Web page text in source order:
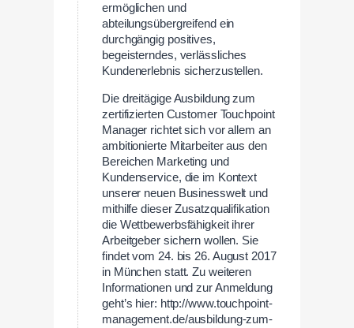
ermöglichen und
abteilungsübergreifend ein
durchgängig positives,
begeisterndes, verlässliches
Kundenerlebnis sicherzustellen.
Die dreitägige Ausbildung zum
zertifizierten Customer Touchpoint
Manager richtet sich vor allem an
ambitionierte Mitarbeiter aus den
Bereichen Marketing und
Kundenservice, die im Kontext
unserer neuen Businesswelt und
mithilfe dieser Zusatzqualifikation
die Wettbewerbsfähigkeit ihrer
Arbeitgeber sichern wollen. Sie
findet vom 24. bis 26. August 2017
in München statt. Zu weiteren
Informationen und zur Anmeldung
geht’s hier: http://www.touchpoint-
management.de/ausbildung-zum-